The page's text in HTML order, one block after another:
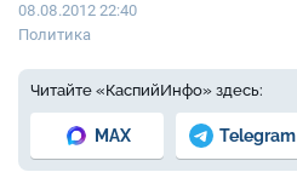
08.08.2012 22:40
Политика
Читайте «КаспийИнфо» здесь:
MAX Telegram